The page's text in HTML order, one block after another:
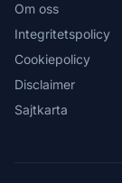
Om oss
Integritetspolicy
Cookiepolicy
Disclaimer
Sajtkarta